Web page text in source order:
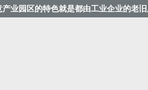
业园区的特色就是都由工业企业的老